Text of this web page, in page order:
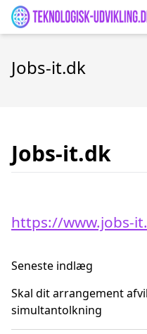
Jobs-it.dk
Jobs-it.dk
https://www.jobs-
Seneste indlæg
Skal dit arrangement
simultantolkning